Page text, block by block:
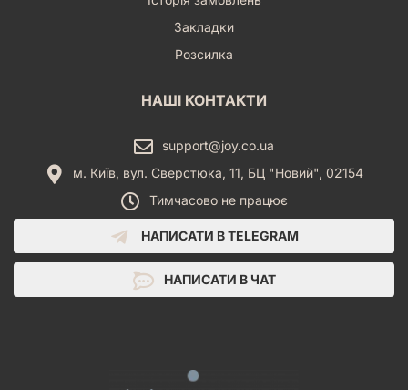
Закладки
Розсилка
НАШІ КОНТАКТИ
support@joy.co.ua
м. Київ, вул. Сверстюка, 11, БЦ "Новий", 02154
Тимчасово не працює
НАПИСАТИ В TELEGRAM
НАПИСАТИ В ЧАТ